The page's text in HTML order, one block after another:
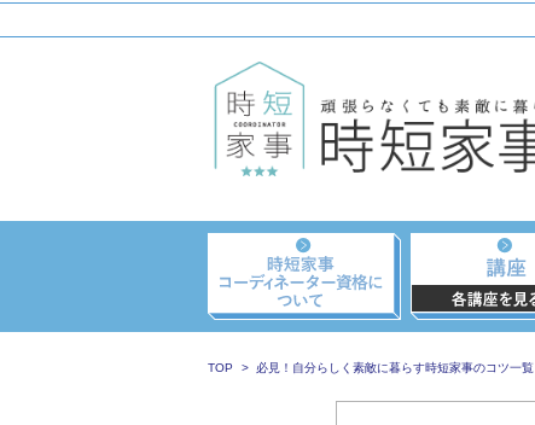
TOP 必見！自分らしく素敵に暮らす時短家事のコツ一覧